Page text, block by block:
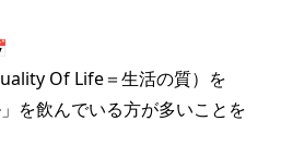
Of Life＝生活の質）を
を飲んでいる方が多いことを